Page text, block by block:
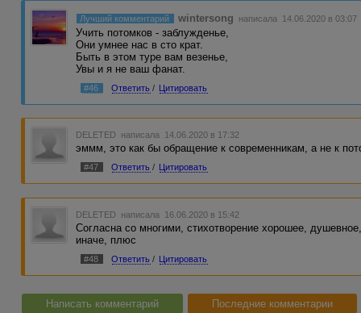
Лучший комментарий wintersong написала 14.06.2020 в 03:07
Учить потомков - заблужденье,
Они умнее нас в сто крат.
Быть в этом туре вам везенье,
Увы и я не ваш фанат.
#46 Ответить / Цитировать
DELETED написала 14.06.2020 в 17:32
эммм, это как бы обращение к современникам, а не к
#47 Ответить / Цитировать
DELETED написала 16.06.2020 в 15:42
Согласна со многими, стихотворение хорошее,
иначе, плюс
#48 Ответить / Цитировать
Написать комментарий Последние комментарии